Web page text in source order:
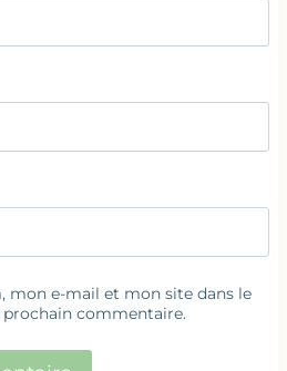
mon e-mail et mon site dans le
commentaire.